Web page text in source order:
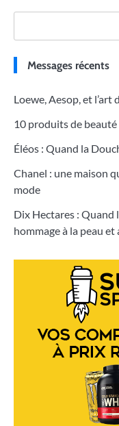
Messages récents
Loewe, Aesop, et l’art
10 produits de
Éléos : Quand la
Chanel : une maison
mode
Dix Hectares : Quand
hommage à la peau et